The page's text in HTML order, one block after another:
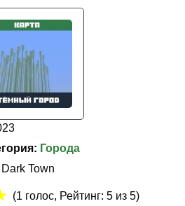
Города
Dark Town
(1 голос, Рейтинг:5 из 5)